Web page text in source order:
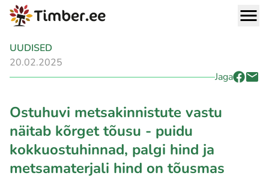
UUDISED
20.02.2025
Jaga
Ostuhuvi metsakinnistute vastu
näitab kõrget tõusu - puidu
kokkuostuhinnad, palgi hind ja
metsamaterjali hind on tõusmas